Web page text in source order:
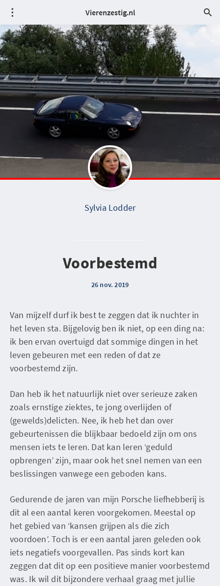
Vierenzestig.nl
Sylvia Lodder
Voorbestemd
26 nov. 2019
Van mijzelf durf ik best te zeggen dat ik nuchter in
het leven sta. Bijgelovig ben ik niet, op een ding na:
ik ben ervan overtuigd dat sommige dingen in het
leven gebeuren met een reden of dat ze
voorbestemd zijn.
Dan heb ik het natuurlijk niet over serieuze zaken
zoals ernstige ziektes, te jong overlijden of
(gewelds)delicten. Nee, ik heb het dan over
gebeurtenissen die blijkbaar bedoeld zijn om ons
mensen iets te leren. Dat kan leren ‘geduld
opbrengen’ zijn, maar ook het snel nemen van een
beslissingen vanwege een geboden kans.
Gedurende de jaren van mijn Porsche liefhebberij is
dit al een aantal keren voorgekomen. Meestal op
het gebied van ‘kansen grijpen als die zich
voordoen’. Toch is er een aantal jaren geleden ook
iets negatiefs voorgevallen. Pas sinds kort kan
zeggen dat dit op een positieve manier voorbestemd
was. Ik wil dit bijzondere verhaal graag met jullie